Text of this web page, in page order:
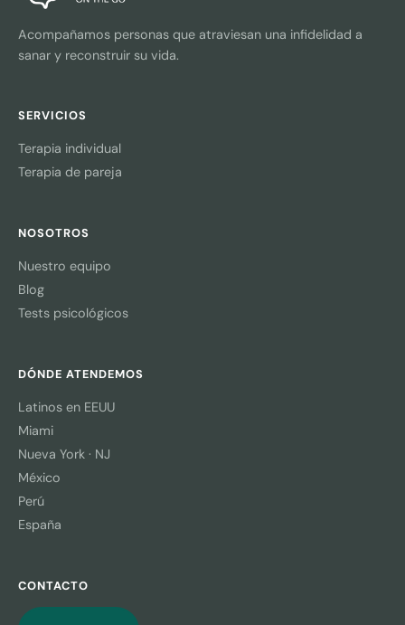
Acompañamos personas que atraviesan una infidelidad a
sanar y reconstruir su vida.
SERVICIOS
Terapia individual
Terapia de pareja
NOSOTROS
Nuestro equipo
Blog
Tests psicológicos
DÓNDE ATENDEMOS
Latinos en EEUU
Miami
Nueva York · NJ
México
Perú
España
CONTACTO